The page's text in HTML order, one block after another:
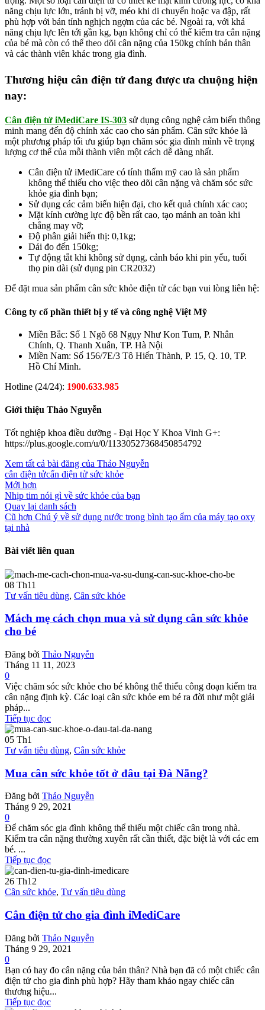
năng chịu lực lớn, tránh bị vỡ, méo khi di chuyển hoặc va đập, rất
phù hợp với bản tính nghịch ngợm của các bé. Ngoài ra, với khả
năng chịu lực lên tới gần kg, bạn không chỉ có thể kiểm tra cân nặng
của bé mà còn có thể theo dõi cân nặng của 150kg chính bản thân
và các thành viên khác trong gia đình.
Thương hiệu cân điện tử đang được ưa chuộng hiện
nay:
Cân điện tử iMediCare IS-303 sử dụng công nghệ cảm biến thông
minh mang đến độ chính xác cao cho sản phẩm. Cân sức khỏe là
một phương pháp tối ưu giúp bạn chăm sóc gia đình mình về trọng
lượng cơ thể của mỗi thành viên một cách dễ dàng nhất.
Cân điện tử iMediCare có tính thẩm mỹ cao là sản phẩm
không thể thiếu cho việc theo dõi cân nặng và chăm sóc sức
khỏe gia đình bạn;
Sử dụng các cảm biến hiện đại, cho kết quả chính xác cao;
Mặt kính cường lực độ bền rất cao, tạo mảnh an toàn khi
chẳng may vỡ;
Độ phân giải hiển thị: 0,1kg;
Dải đo đến 150kg;
Tự động tắt khi không sử dụng, cảnh báo khi pin yếu, tuổi
thọ pin dài (sử dụng pin CR2032)
Để đặt mua sản phẩm cân sức khỏe điện tử các bạn vui lòng liên hệ:
Công ty cổ phần thiết bị y tế và công nghệ Việt Mỹ
Miền Bắc: Số 1 Ngõ 68 Ngụy Như Kon Tum, P. Nhân
Chính, Q. Thanh Xuân, TP. Hà Nội
Miền Nam: Số 156/7E/3 Tô Hiến Thành, P. 15, Q. 10, TP.
Hồ Chí Minh.
Hotline (24/24): 1900.633.985
Giới thiệu Thảo Nguyễn
Tốt nghiệp khoa điều dưỡng - Đại Học Y Khoa Vinh G+:
https://plus.google.com/u/0/11330527368450854792
Xem tất cả bài đăng của Thảo Nguyễn
cân điện tửcẩn điện tử sức khỏe
Mới hơn
Nhịp tim nói gì về sức khỏe của bạn
Quay lại danh sách
Cũ hơn Chú ý về sử dụng nước trong bình tạo ẩm của máy tạo oxy
tại nhà
Bài viết liên quan
08 Th11
Tư vấn tiêu dùng, Cân sức khỏe
Mách mẹ cách chọn mua và sử dụng cân sức khỏe
cho bé
Đăng bởi Thảo Nguyễn
Tháng 11 11, 2023
0
Việc chăm sóc sức khỏe cho bé không thể thiếu công đoạn kiểm tra
cân nặng định kỳ. Các loại cân sức khỏe em bé ra đời như một giải
pháp...
Tiếp tục đọc
05 Th1
Tư vấn tiêu dùng, Cân sức khỏe
Mua cân sức khỏe tốt ở đâu tại Đà Nẵng?
Đăng bởi Thảo Nguyễn
Tháng 9 29, 2021
0
Để chăm sóc gia đình không thể thiếu một chiếc cân trong nhà.
Kiểm tra cân nặng thường xuyên rất cần thiết, đặc biệt là với các em
bé. ...
Tiếp tục đọc
26 Th12
Cân sức khỏe, Tư vấn tiêu dùng
Cân điện tử cho gia đình iMediCare
Đăng bởi Thảo Nguyễn
Tháng 9 29, 2021
0
Bạn có hay đo cân nặng của bản thân? Nhà bạn đã có một chiếc cân
điện tử cho gia đình phù hợp? Hãy tham khảo ngay chiếc cân
thương hiệu...
Tiếp tục đọc